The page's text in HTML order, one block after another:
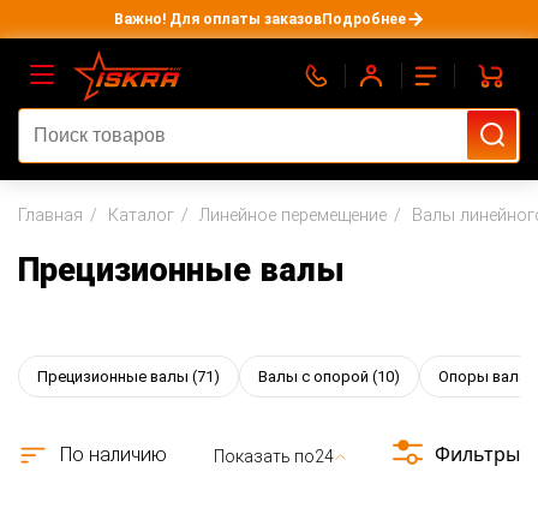
Важно! Для оплаты заказовПодробнее
Главная Каталог Линейное перемещение Валы
Прецизионные валы
Прецизионные валы (71) Валы с опорой (10) Опоры вала
Показать по24
По наличию Фильтры